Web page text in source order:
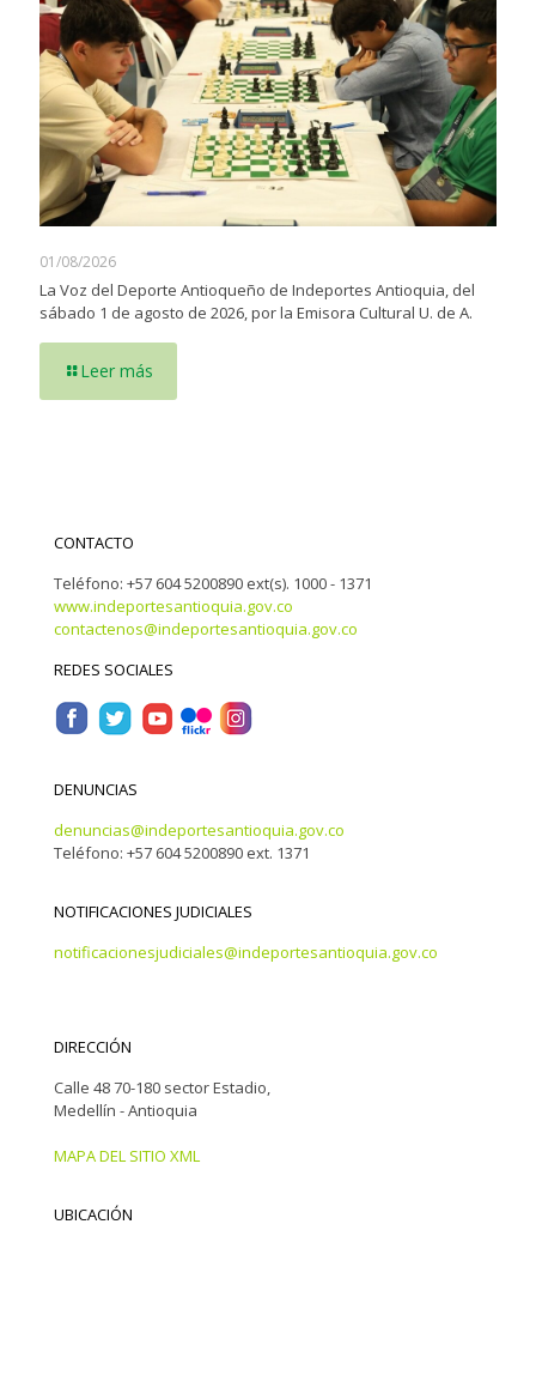
01/08/2026
La Voz del Deporte Antioqueño de Indeportes Antioquia, del
sábado 1 de agosto de 2026, por la Emisora Cultural U. de A.
Leer más
CONTACTO
Teléfono: +57 604 5200890 ext(s). 1000 - 1371
www.indeportesantioquia.gov.co
contactenos@indeportesantioquia.gov.co
REDES SOCIALES
DENUNCIAS
denuncias@indeportesantioquia.gov.co
Teléfono: +57 604 5200890 ext. 1371
NOTIFICACIONES JUDICIALES
notificacionesjudiciales@indeportesantioquia.gov.co
DIRECCIÓN
Calle 48 70-180 sector Estadio,
Medellín - Antioquia
MAPA DEL SITIO XML
UBICACIÓN